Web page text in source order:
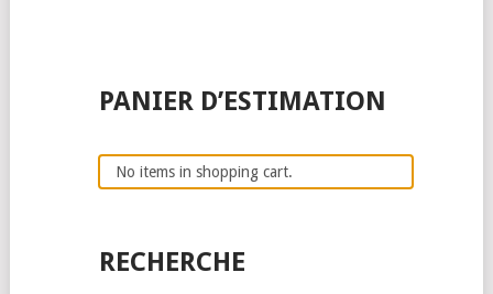
PANIER D’ESTIMATION
No items in shopping cart.
RECHERCHE